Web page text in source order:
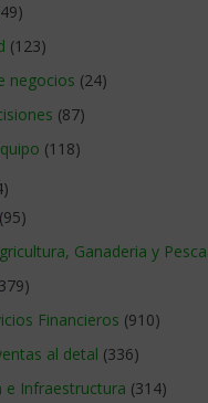
(123)
negocios (24)
(87)
(118)
(95)
Ganaderia y Pesca
Financieros (910)
al detal (336)
e Infraestructura (314)